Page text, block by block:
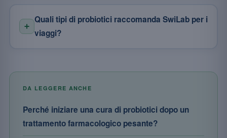
Quali tipi di probiotici raccomanda SwiLab per i
viaggi?
DA LEGGERE ANCHE
Perché iniziare una cura di probiotici dopo un
trattamento farmacologico pesante?